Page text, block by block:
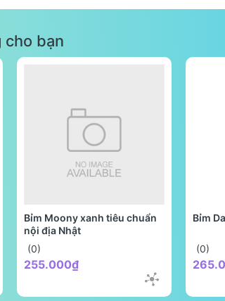
cho bạn
Bỉm Moony xanh tiêu chuẩn
nội địa Nhật
(0)
255.000₫
Bỉm
(0)